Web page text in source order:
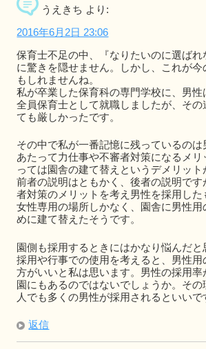
うえきち より:
2016年6月2日 23:06
保育士不足の中、『なりたいのに選ばれ
に驚きを隠せません。しかし、これが
もしれませんね。
私が卒業した保育科の専門学校に、男性
全員保育士として就職しましたが、その
ても厳しかったです。
その中で私が一番記憶に残っているのは
あたって力仕事や不審者対策になるメリ
っては園舎の建て替えというデメリット
前者の説明はともかく、後者の説明です
者対策のメリットを考え男性を採用し
女性専用の場所しかなく、園舎に男性用
めに建て替えたそうです。
園側も採用するときにはかなり悩んだ
採用や行事での使用を考えると、男性用
方がいいと私は思います。男性の採用
園にもあるのではないでしょうか。そ
人でも多くの男性が採用されるといいで
返信